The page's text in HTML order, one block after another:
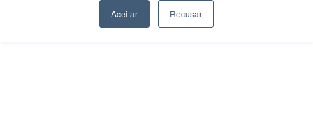
Aceitar Recusar